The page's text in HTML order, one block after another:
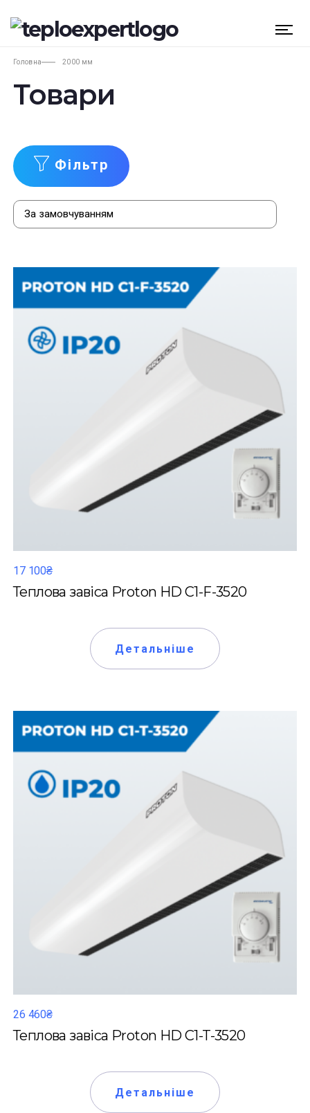
Головна 2000 мм
Товари
Фільтр
17 100₴
Теплова завіса Proton HD C1-F-3520
Детальніше
26 460₴
Теплова завіса Proton HD C1-T-3520
Детальніше